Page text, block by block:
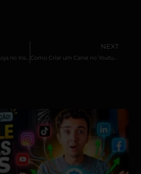
Como Saber se uma Loja no Instagram é Confiável? Dicas Essenciais para Compras Seguras
NEXT
Como Criar um Canal no Youtube? Tutorial de Criação e Gestão de canal